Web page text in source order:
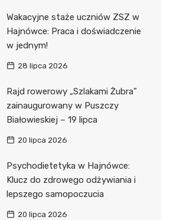
Wakacyjne staże uczniów ZSZ w
Hajnówce: Praca i doświadczenie
w jednym!
28 lipca 2026
Rajd rowerowy „Szlakami Żubra”
zainaugurowany w Puszczy
Białowieskiej – 19 lipca
20 lipca 2026
Psychodietetyka w Hajnówce:
Klucz do zdrowego odżywiania i
lepszego samopoczucia
20 lipca 2026